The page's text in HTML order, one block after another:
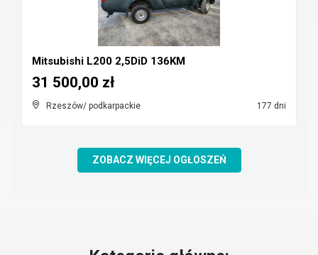
Mitsubishi L200 2,5DiD 136KM
Rzeszów/ podkarpackie 177 dni
31 500,00 zł
ZOBACZ WIĘCEJ OGŁOSZEŃ